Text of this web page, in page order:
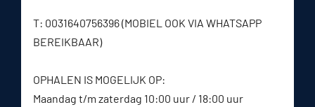
T: 0031640756396 (MOBIEL OOK VIA WHATSAPP
BEREIKBAAR)
OPHALEN IS MOGELIJK OP:
Maandag t/m zaterdag 10:00 uur / 18:00 uur